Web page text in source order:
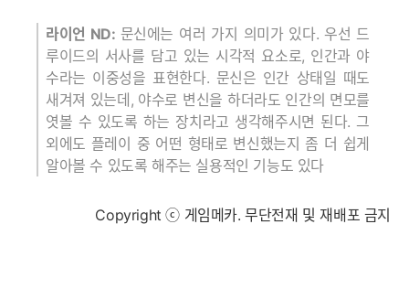
라이언 ND: 문신에는 여러 가지 의미가 있다. 우선 드
루이드의 서사를 담고 있는 시각적 요소로, 인간과 야
수라는 이중성을 표현한다. 문신은 인간 상태일 때도
새겨져 있는데, 야수로 변신을 하더라도 인간의 면모를
엿볼 수 있도록 하는 장치라고 생각해주시면 된다. 그
외에도 플레이 중 어떤 형태로 변신했는지 좀 더 쉽게
알아볼 수 있도록 해주는 실용적인 기능도 있다
Copyright ⓒ 게임메카. 무단전재 및 재배포 금지